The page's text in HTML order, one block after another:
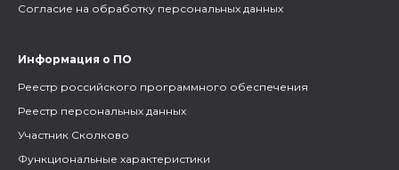
Согласие на обработку персональных данных
Информация о ПО
Реестр российского программного обеспечения
Реестр персональных данных
Участник Сколково
Функциональные характеристики